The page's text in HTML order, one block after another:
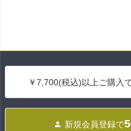
￥7,700(税込)以上ご購入
新規会員登録で